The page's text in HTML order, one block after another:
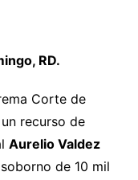
RD.
Corte de
recurso de
Aurelio Valdez
de 10 mil